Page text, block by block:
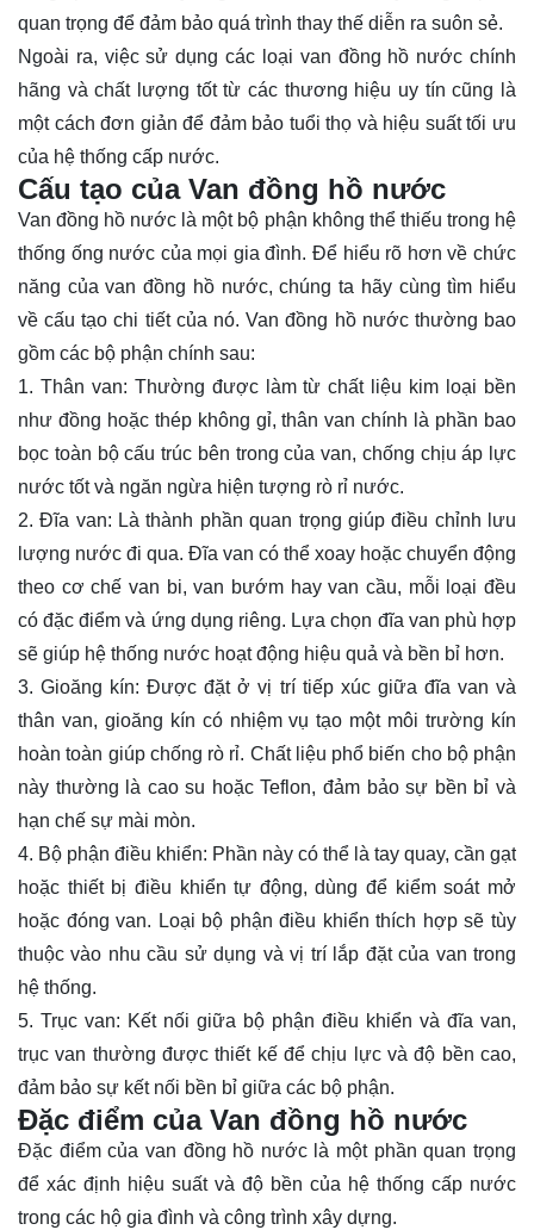
quan trọng để đảm bảo quá trình thay thế diễn ra suôn sẻ.
Ngoài ra, việc sử dụng các loại van đồng hồ nước chính
hãng và chất lượng tốt từ các thương hiệu uy tín cũng là
một cách đơn giản để đảm bảo tuổi thọ và hiệu suất tối ưu
của hệ thống cấp nước.
Cấu tạo của Van đồng hồ nước
Van đồng hồ nước là một bộ phận không thể thiếu trong hệ
thống ống nước của mọi gia đình. Để hiểu rõ hơn về chức
năng của van đồng hồ nước, chúng ta hãy cùng tìm hiểu
về cấu tạo chi tiết của nó. Van đồng hồ nước thường bao
gồm các bộ phận chính sau:
1. Thân van: Thường được làm từ chất liệu kim loại bền
như đồng hoặc thép không gỉ, thân van chính là phần bao
bọc toàn bộ cấu trúc bên trong của van, chống chịu áp lực
nước tốt và ngăn ngừa hiện tượng rò rỉ nước.
2. Đĩa van: Là thành phần quan trọng giúp điều chỉnh lưu
lượng nước đi qua. Đĩa van có thể xoay hoặc chuyển động
theo cơ chế van bi, van bướm hay van cầu, mỗi loại đều
có đặc điểm và ứng dụng riêng. Lựa chọn đĩa van phù hợp
sẽ giúp hệ thống nước hoạt động hiệu quả và bền bỉ hơn.
3. Gioăng kín: Được đặt ở vị trí tiếp xúc giữa đĩa van và
thân van, gioăng kín có nhiệm vụ tạo một môi trường kín
hoàn toàn giúp chống rò rỉ. Chất liệu phổ biến cho bộ phận
này thường là cao su hoặc Teflon, đảm bảo sự bền bỉ và
hạn chế sự mài mòn.
4. Bộ phận điều khiển: Phần này có thể là tay quay, cần gạt
hoặc thiết bị điều khiển tự động, dùng để kiểm soát mở
hoặc đóng van. Loại bộ phận điều khiển thích hợp sẽ tùy
thuộc vào nhu cầu sử dụng và vị trí lắp đặt của van trong
hệ thống.
5. Trục van: Kết nối giữa bộ phận điều khiển và đĩa van,
trục van thường được thiết kế để chịu lực và độ bền cao,
đảm bảo sự kết nối bền bỉ giữa các bộ phận.
Đặc điểm của Van đồng hồ nước
Đặc điểm của van đồng hồ nước là một phần quan trọng
để xác định hiệu suất và độ bền của hệ thống cấp nước
trong các hộ gia đình và công trình xây dựng.